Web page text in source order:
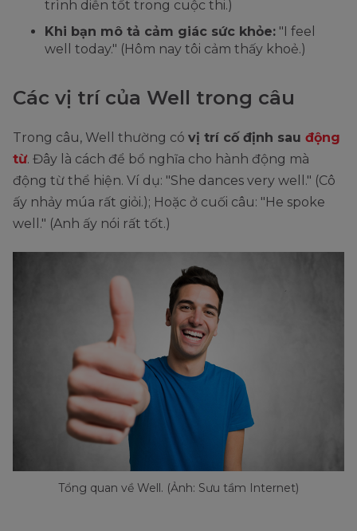
trình diễn tốt trong cuộc thi.)
Khi bạn mô tả cảm giác sức khỏe: "I feel
well today." (Hôm nay tôi cảm thấy khoẻ.)
Các vị trí của Well trong câu
Trong câu, Well thường có vị trí cố định sau động
từ. Đây là cách để bổ nghĩa cho hành động mà
động từ thể hiện. Ví dụ: "She dances very well." (Cô
ấy nhảy múa rất giỏi.); Hoặc ở cuối câu: "He spoke
well." (Anh ấy nói rất tốt.)
Tổng quan về Well. (Ảnh: Sưu tầm Internet)